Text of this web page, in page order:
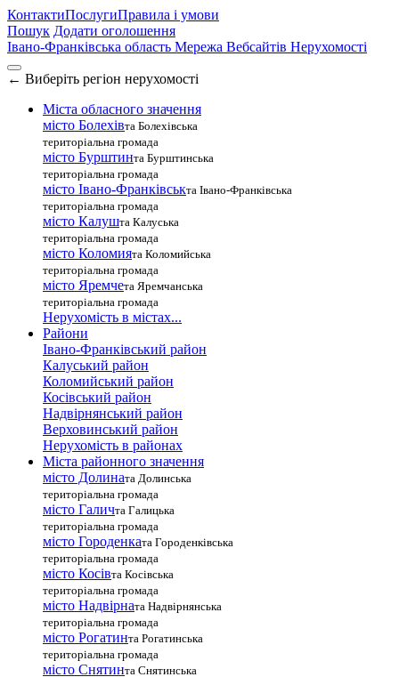
КонтактиПослугиПравила і умови
Пошук Додати оголошення
Івано-Франківська область Мережа Вебсайтів Нерухомості
← Виберіть регіон нерухомості
Міста обласного значення
місто Болехівта Болехівська
територіальна громада
місто Бурштинта Бурштинська
територіальна громада
місто Івано-Франківськта Івано-Франківська
територіальна громада
місто Калушта Калуська
територіальна громада
місто Коломията Коломийська
територіальна громада
місто Яремчета Яремчанська
територіальна громада
Нерухомість в містах...
Райони
Івано-Франківський район
Калуський район
Коломийський район
Косівський район
Надвірнянський район
Верховинський район
Нерухомість в районах
Міста районного значення
місто Долината Долинська
територіальна громада
місто Галичта Галицька
територіальна громада
місто Городенката Городенківська
територіальна громада
місто Косівта Косівська
територіальна громада
місто Надвірната Надвірнянська
територіальна громада
місто Рогатинта Рогатинська
територіальна громада
місто Снятинта Снятинська